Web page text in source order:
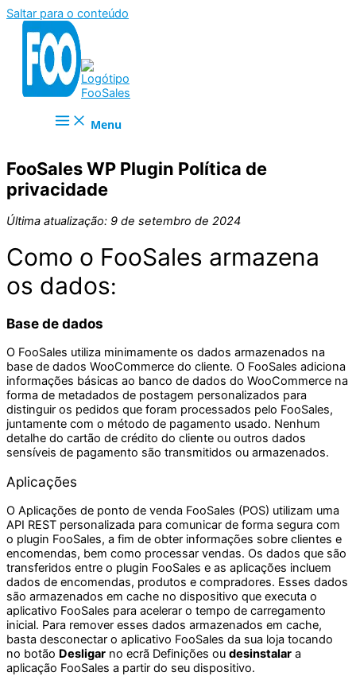
Saltar para o conteúdo
Menu
FooSales WP Plugin Política de
privacidade
Última atualização: 9 de setembro de 2024
Como o FooSales armazena
os dados:
Base de dados
O FooSales utiliza minimamente os dados armazenados na
base de dados WooCommerce do cliente. O FooSales adiciona
informações básicas ao banco de dados do WooCommerce na
forma de metadados de postagem personalizados para
distinguir os pedidos que foram processados pelo FooSales,
juntamente com o método de pagamento usado. Nenhum
detalhe do cartão de crédito do cliente ou outros dados
sensíveis de pagamento são transmitidos ou armazenados.
Aplicações
O Aplicações de ponto de venda FooSales (POS) utilizam uma
API REST personalizada para comunicar de forma segura com
o plugin FooSales, a fim de obter informações sobre clientes e
encomendas, bem como processar vendas. Os dados que são
transferidos entre o plugin FooSales e as aplicações incluem
dados de encomendas, produtos e compradores. Esses dados
são armazenados em cache no dispositivo que executa o
aplicativo FooSales para acelerar o tempo de carregamento
inicial. Para remover esses dados armazenados em cache,
basta desconectar o aplicativo FooSales da sua loja tocando
no botão Desligar no ecrã Definições ou desinstalar a
aplicação FooSales a partir do seu dispositivo.